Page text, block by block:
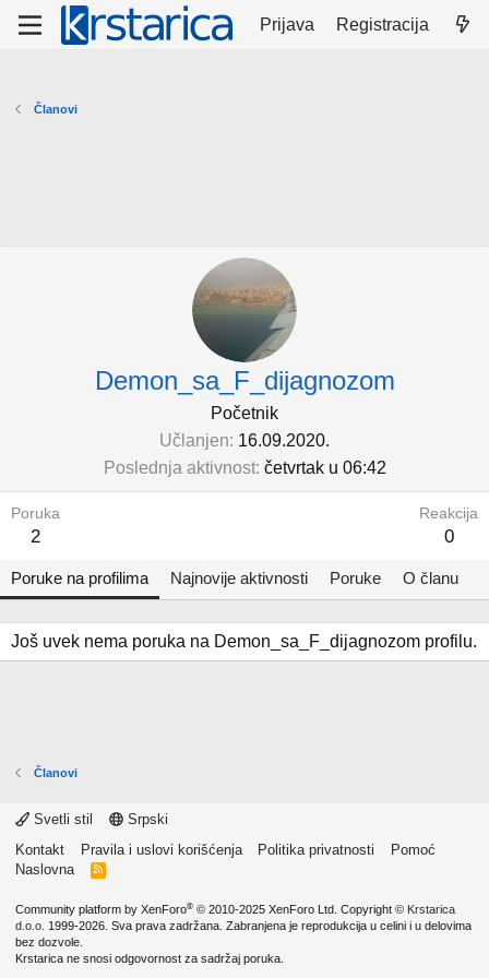
Prijava Registracija
Članovi
Demon_sa_F_dijagnozom
Početnik
Učlanjen 16.09.2020.
Poslednja aktivnost četvrtak u 06:42
Poruka
2
Reakcija
0
Poruke na profilima Najnovije aktivnosti Poruke O članu
Još uvek nema poruka na Demon_sa_F_dijagnozom profilu.
Članovi
Svetli stil
Srpski
Kontakt
Pravila i uslovi korišćenja Politika privatnosti
Pomoć
Naslovna
R
Community platform by XenForo® © 2010-2025 XenForo Ltd. Copyright © Krstarica
d.o.o. 1999-2026. Sva prava zadržana. Zabranjena je reprodukcija u celini i u delovima
bez dozvole.
Krstarica ne snosi odgovornost za sadržaj poruka.